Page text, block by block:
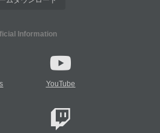
Information
YouTube